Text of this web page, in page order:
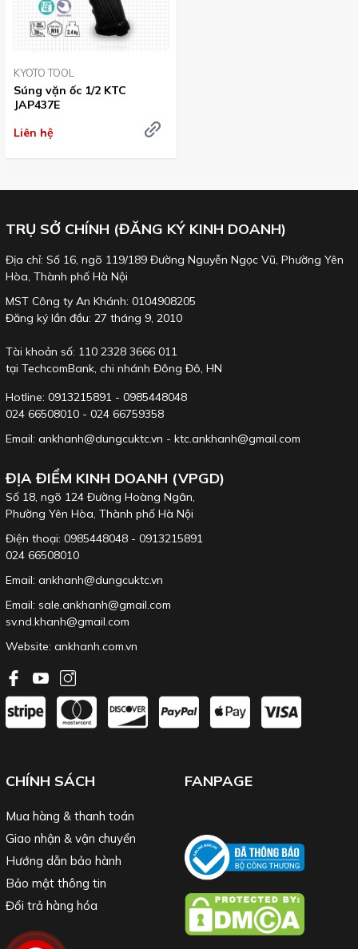
Súng vặn ốc 1/2 inch JAP437E với Momen xiết lên đến: 700Nm, Vỏ
2.4kg.
KYOTO TOOL
Súng vặn ốc 1/2 KTC
JAP437E
Liên hệ
TRỤ SỞ CHÍNH (ĐĂNG KÝ KINH DOANH)
Địa chỉ: Số 16, ngõ 119/189 Đường Nguyễn Ngọc Vũ, Phường Yên
Hòa, Thành phố Hà Nội
MST Công ty An Khánh: 0104908205
Đăng ký lần đầu: 27 tháng 9, 2010
Tài khoản số: 110 2328 3666 011
tại TechcomBank, chi nhánh Đông Đô, HN
Hotline: 0913215891 - 0985448048
024 66508010 - 024 66759358
Email: ankhanh@dungcuktc.vn - ktc.ankhanh@gmail.com
ĐỊA ĐIỂM KINH DOANH (VPGD)
Số 18, ngõ 124 Đường Hoàng Ngân,
Phường Yên Hòa, Thành phố Hà Nội
Điện thoại: 0985448048 - 0913215891
024 66508010
Email: ankhanh@dungcuktc.vn
Email: sale.ankhanh@gmail.com
sv.nd.khanh@gmail.com
Website: ankhanh.com.vn
CHÍNH SÁCH
Mua hàng & thanh toán
Giao nhận & vận chuyển
Hướng dẫn bảo hành
Bảo mật thông tin
Đổi trả hàng hóa
FANPAGE